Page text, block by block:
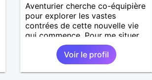
Aventurier cherche co-équipière
pour explorer les vastes
contrées de cette nouvelle vie
qui commence. Pour me situer,
je préfère le charme à la
plastique, la sensibilité à la
sensiblerie, la sensualité à la
vulgarité, l'intelligence à la
Voir le profil